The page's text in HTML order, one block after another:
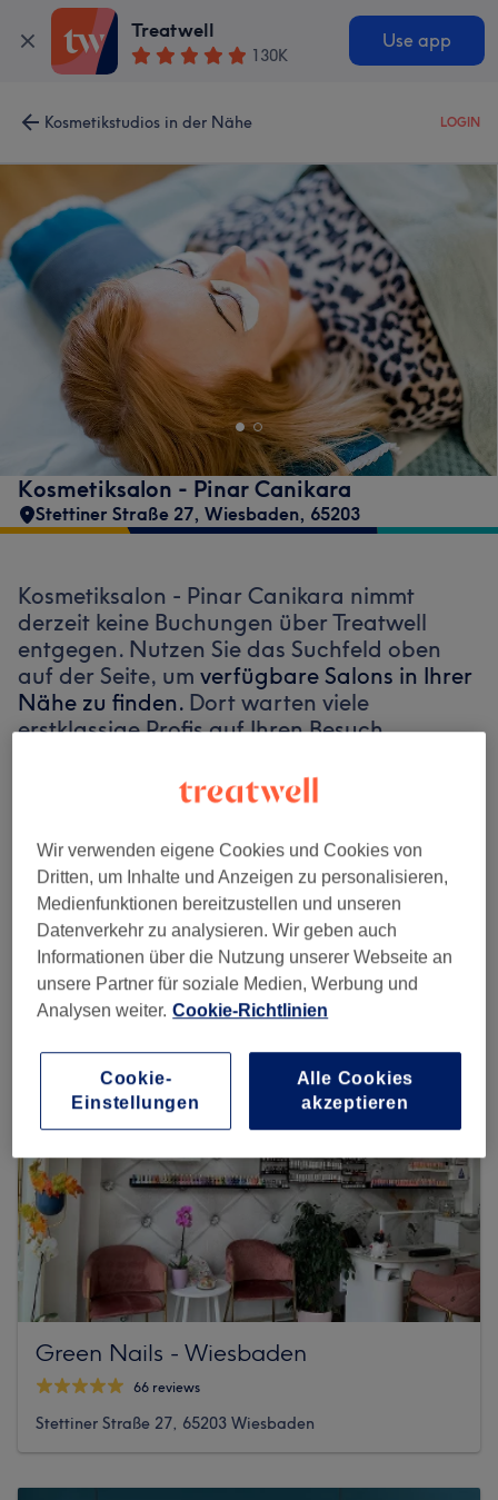
Treatwell
130K
Use app
Kosmetikstudios in der Nähe LOGIN
Kosmetiksalon - Pinar Canikara
Stettiner Straße 27, Wiesbaden, 65203
Kosmetiksalon - Pinar Canikara nimmt
derzeit keine Buchungen über Treatwell
entgegen. Nutzen Sie das Suchfeld oben
auf der Seite, um verfügbare Salons in Ihrer
Nähe zu finden. Dort warten viele
erstklassige Profis auf Ihren Besuch.
Finde die besten Salons in deiner Nähe
Auf Treatwell finden
Green Nails - Wiesbaden
66 reviews
Stettiner Straße 27, 65203 Wiesbaden
Wir verwenden eigene Cookies und Cookies von
Dritten, um Inhalte und Anzeigen zu personalisieren,
Medienfunktionen bereitzustellen und unseren
Datenverkehr zu analysieren. Wir geben auch
Informationen über die Nutzung unserer Webseite an
unsere Partner für soziale Medien, Werbung und
Analysen weiter. Cookie-Richtlinien
Cookie-
Einstellungen
Alle Cookies
akzeptieren